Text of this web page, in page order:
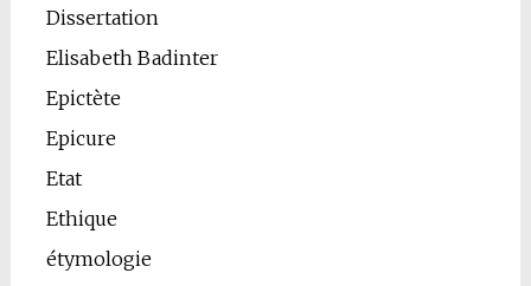
Dissertation
Elisabeth Badinter
Epictète
Epicure
Etat
Ethique
étymologie